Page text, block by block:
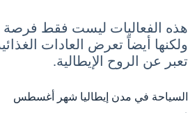
هذه الفعاليات ليست فقط فرصة
ولكنها أيضاً تعرض العادات
تعبر عن الروح الإيطالية.
السياحة في مدن إيطاليا شهر أغسطس